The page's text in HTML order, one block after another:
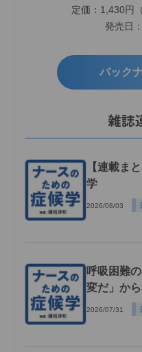
定価：1,430円
発売日
バック
雑誌
【連載ま
学
2026/08/03
呼吸困難
変だ」か
2026/07/31